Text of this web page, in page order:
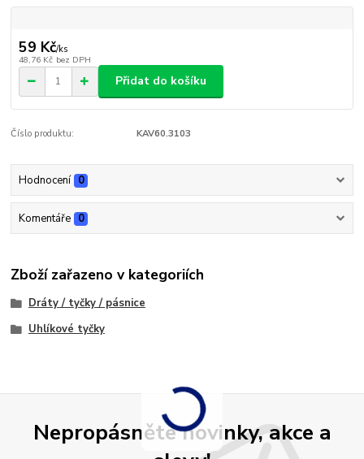
59 Kč/ks
48,76 Kč bez DPH
Přidat do košíku
Číslo produktu: KAV60.3103
Hodnocení 0
Komentáře 0
Zboží zařazeno v kategoriích
Dráty / tyčky / pásnice
Uhlíkové tyčky
Nepropásněte novinky, akce a